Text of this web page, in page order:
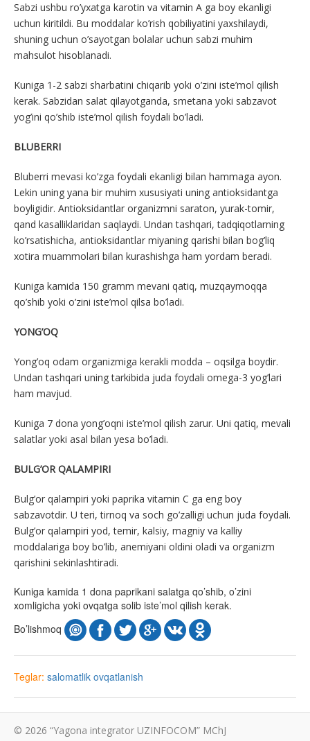
Sabzi ushbu ro’yxatga karotin va vitamin A ga boy ekanligi
uchun kiritildi. Bu moddalar ko’rish qobiliyatini yaxshilaydi,
shuning uchun o’sayotgan bolalar uchun sabzi muhim
mahsulot hisoblanadi.
Kuniga 1-2 sabzi sharbatini chiqarib yoki o’zini iste’mol qilish
kerak. Sabzidan salat qilayotganda, smetana yoki sabzavot
yog’ini qo’shib iste’mol qilish foydali bo’ladi.
BLUBERRI
Bluberri mevasi ko’zga foydali ekanligi bilan hammaga ayon.
Lekin uning yana bir muhim xususiyati uning antioksidantga
boyligidir. Antioksidantlar organizmni saraton, yurak-tomir,
qand kasalliklaridan saqlaydi. Undan tashqari, tadqiqotlarning
ko’rsatishicha, antioksidantlar miyaning qarishi bilan bog’liq
xotira muammolari bilan kurashishga ham yordam beradi.
Kuniga kamida 150 gramm mevani qatiq, muzqaymoqqa
qo’shib yoki o’zini iste’mol qilsa bo’ladi.
YONG’OQ
Yong’oq odam organizmiga kerakli modda – oqsilga boydir.
Undan tashqari uning tarkibida juda foydali omega-3 yog’lari
ham mavjud.
Kuniga 7 dona yong’oqni iste’mol qilish zarur. Uni qatiq, mevali
salatlar yoki asal bilan yesa bo’ladi.
BULG’OR QALAMPIRI
Bulg’or qalampiri yoki paprika vitamin C ga eng boy
sabzavotdir. U teri, tirnoq va soch go’zalligi uchun juda foydali.
Bulg’or qalampiri yod, temir, kalsiy, magniy va kalliy
moddalariga boy bo’lib, anemiyani oldini oladi va organizm
qarishini sekinlashtiradi.
Kuniga kamida 1 dona paprikani salatga qo’shib, o’zini
xomligicha yoki ovqatga solib iste’mol qilish kerak.
Bo’lishmoq
Teglar: salomatlik ovqatlanish
© 2026 “Yagona integrator UZINFOCOM” MChJ